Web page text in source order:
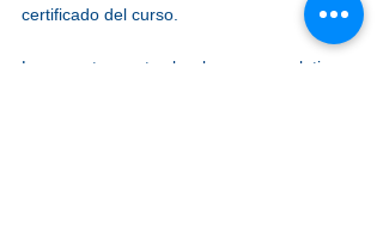
certificado del curso.
Lea nuestro post sobre los cursos relativos